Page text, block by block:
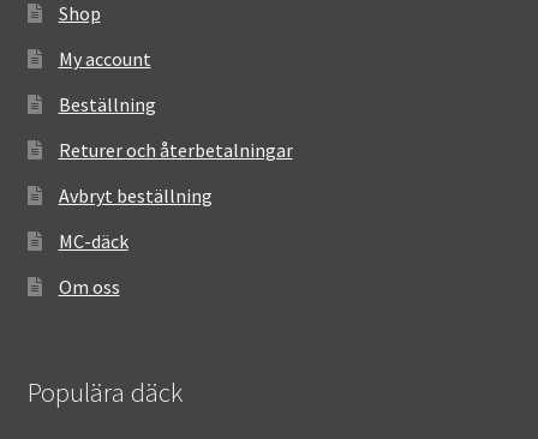
Shop
My account
Beställning
Returer och återbetalningar
Avbryt beställning
MC-däck
Om oss
Populära däck